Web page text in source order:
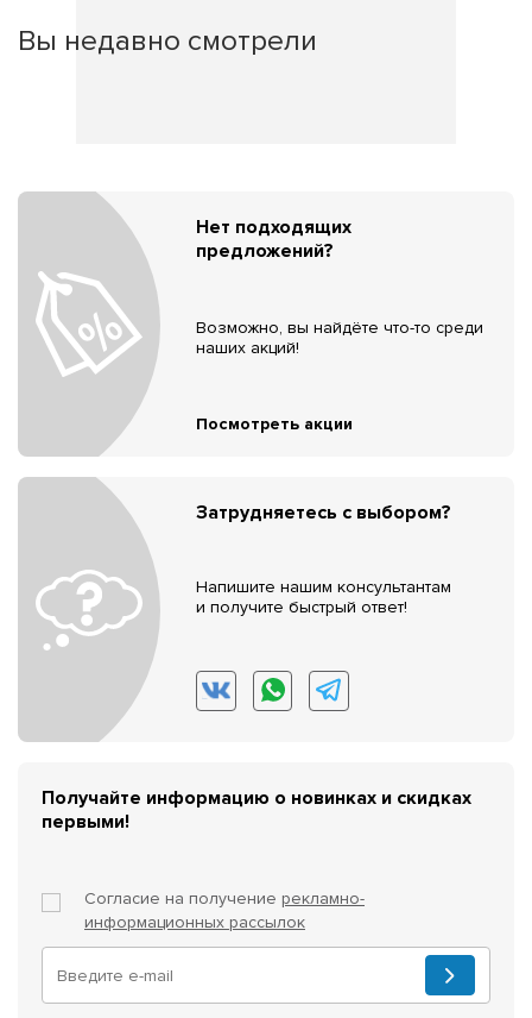
Вы недавно смотрели
Нет подходящих
предложений?
Возможно, вы найдёте что-то среди
наших акций!
Посмотреть акции
Затрудняетесь с выбором?
Напишите нашим консультантам
и получите быстрый ответ!
Получайте информацию о новинках и скидках
первыми!
Согласие на получение рекламно-
информационных рассылок